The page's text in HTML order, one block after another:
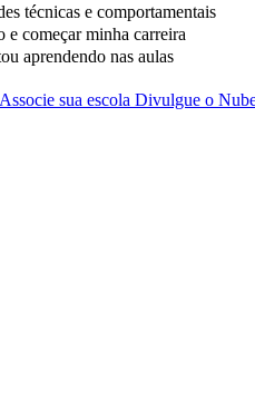
técnicas e comportamentais
e começar minha carreira
aprendendo nas aulas
Associe sua escola Divulgue o